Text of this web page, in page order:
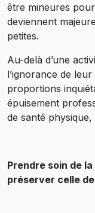
être mineures
deviennent
petites.
Au-delà d’une
l’ignorance de
proportions
épuisement
de santé
Prendre soin de
préserver celle